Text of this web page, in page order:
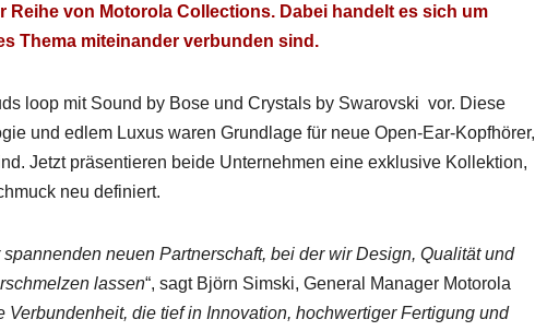
Rei­he von Motoro­la Col­lec­tions. Dabei han­delt es sich um
The­ma miteinan­der ver­bun­den sind.
loop mit Sound by Bose und Crys­tals by Swarovs­ki vor. Diese
und edlem Luxus waren Grund­lage für neue Open-Ear-Kopfhör­er,
Jet­zt präsen­tieren bei­de Unternehmen eine exk­lu­sive Kollek­tion,
neu definiert.
neuen Part­ner­schaft, bei der wir Design, Qual­ität und
lassen“, sagt Björn Sim­s­ki, Gen­er­al Man­ag­er Motoro­la
die tief in Inno­va­tion, hochw­er­tiger Fer­ti­gung und